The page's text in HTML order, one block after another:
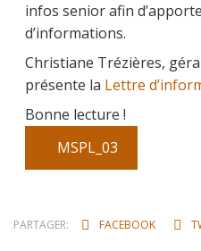
infos senior afin
d’informations.
Christiane Trézières,
présente la Lettre
Bonne lecture !
MSPL_03
PARTAGER: FACEBOOK